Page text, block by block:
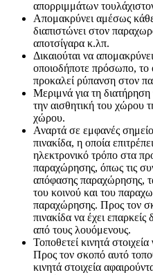
απορριμμάτων
Απομακρύνει αμέσως
διαπιστώνει στον
αποτσίγαρα κ.λπ.
Δικαιούται να
οποιοδήποτε πρόσωπο, το
προκαλεί ρύπανση στον
Μεριμνά για τη
την αισθητική του χώρου
χώρου.
Αναρτά σε εμφανές
πινακίδα, η οποία
ηλεκτρονικό τρόπο στα
παραχώρησης, όπως τις
απόφασης παραχώρησης,
του κοινού και του
παραχώρησης. Προς τον
πινακίδα να έχει επαρκείς
από τους λουόμενους.
Τοποθετεί κινητά
Προς τον σκοπό αυτό
κινητά στοιχεία